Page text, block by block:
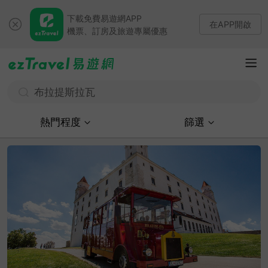
下載免費易遊網APP
機票、訂房及旅遊專屬優惠
在APP開啟
布拉提斯拉瓦
熱門程度 篩選